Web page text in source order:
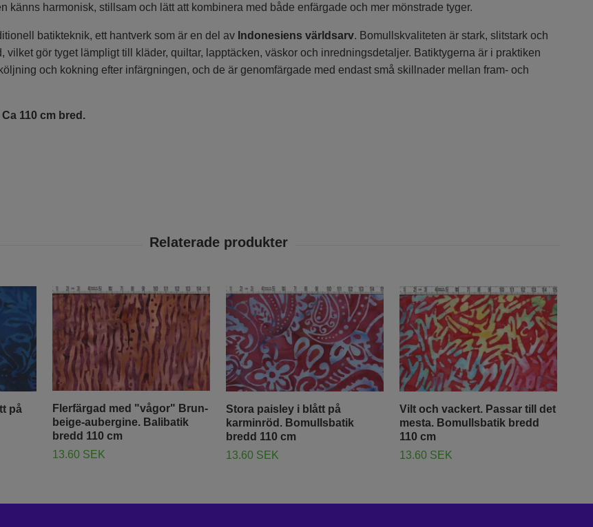
känns harmonisk, stillsam och lätt att kombinera med både enfärgade och mer mönstrade tyger.
batikteknik, ett hantverk som är en del av Indonesiens världsarv. Bomullskvaliteten är stark, slitstark och
vilket gör tyget lämpligt till kläder, quiltar, lapptäcken, väskor och inredningsdetaljer. Batiktygerna är i praktiken
och kokning efter infärgningen, och de är genomfärgade med endast små skillnader mellan fram- och
110 cm bred.
på
Flerfärgad med "vågor" Brun-
beige-aubergine. Balibatik
bredd 110 cm
13.60 SEK
Stora paisley i blått på
karminröd. Bomullsbatik
bredd 110 cm
13.60 SEK
Vilt och vackert. Passar till det
mesta. Bomullsbatik bredd
110 cm
13.60 SEK